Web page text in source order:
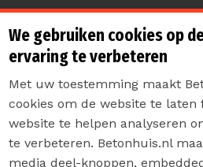
Sterk de
Contact
We gebruiken cookies op
ervaring te verbeteren
Met uw toestemming maakt
cookies om de website te
website te helpen analyseren
te verbeteren. Betonhuis.nl
media deel-knoppen,